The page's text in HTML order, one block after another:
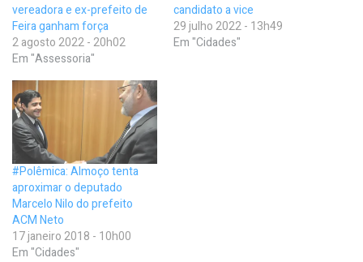
vereadora e ex-prefeito de
Feira ganham força
2 agosto 2022 - 20h02
Em "Assessoria"
candidato a vice
29 julho 2022 - 13h49
Em "Cidades"
#Polêmica: Almoço tenta
aproximar o deputado
Marcelo Nilo do prefeito
ACM Neto
17 janeiro 2018 - 10h00
Em "Cidades"